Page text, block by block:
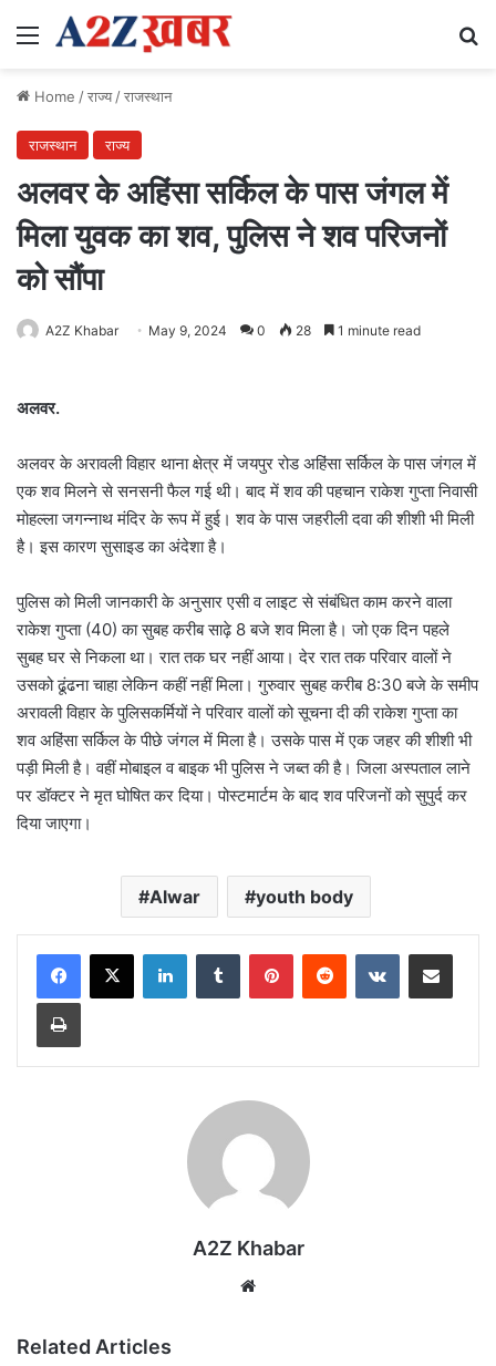
Menu
Home /राज्य/राजस्थान
राजस्थान राज्य
अलवर के अहिंसा सर्किल के पास जंगल में
मिला युवक का शव, पुलिस ने शव परिजनों
को सौंपा
A2Z Khabar May 9, 2024 0 28 1 minute read
अलवर.
अलवर के अरावली विहार थाना क्षेत्र में जयपुर रोड अहिंसा सर्किल के पास जंगल में
एक शव मिलने से सनसनी फैल गई थी। बाद में शव की पहचान राकेश गुप्ता निवासी
मोहल्ला जगन्नाथ मंदिर के रूप में हुई। शव के पास जहरीली दवा की शीशी भी मिली
है। इस कारण सुसाइड का अंदेशा है।
पुलिस को मिली जानकारी के अनुसार एसी व लाइट से संबंधित काम करने वाला
राकेश गुप्ता (40) का सुबह करीब साढ़े 8 बजे शव मिला है। जो एक दिन पहले
सुबह घर से निकला था। रात तक घर नहीं आया। देर रात तक परिवार वालों ने
उसको ढूंढना चाहा लेकिन कहीं नहीं मिला। गुरुवार सुबह करीब 8:30 बजे के समीप
अरावली विहार के पुलिसकर्मियों ने परिवार वालों को सूचना दी की राकेश गुप्ता का
शव अहिंसा सर्किल के पीछे जंगल में मिला है। उसके पास में एक जहर की शीशी भी
पड़ी मिली है। वहीं मोबाइल व बाइक भी पुलिस ने जब्त की है। जिला अस्पताल लाने
पर डॉक्टर ने मृत घोषित कर दिया। पोस्टमार्टम के बाद शव परिजनों को सुपुर्द कर
दिया जाएगा।
Alwar youth body
LinkedInTumblr PinterestReddit VKontakteShare via Email
Print
A2Z Khabar
Related Articles